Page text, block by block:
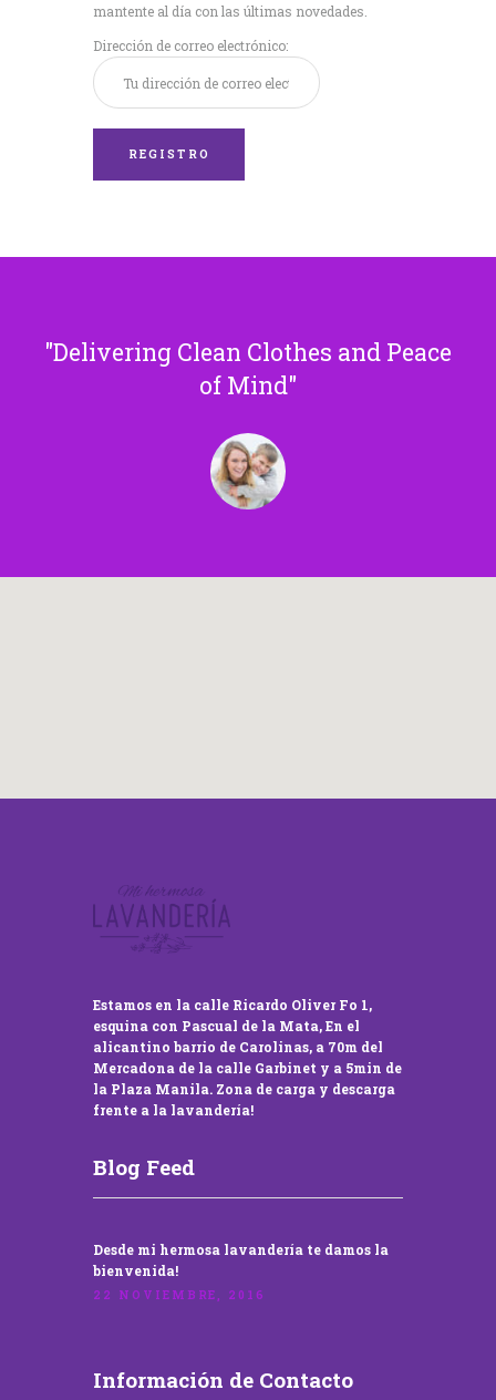
mantente al día con las últimas novedades.
Dirección de correo electrónico:
Delivering Clean Clothes and Peace
of Mind
Estamos en la calle Ricardo Oliver Fo 1,
esquina con Pascual de la Mata, En el
alicantino barrio de Carolinas, a 70m del
Mercadona de la calle Garbinet y a 5min de
la Plaza Manila. Zona de carga y descarga
frente a la lavandería!
Blog Feed
Desde mi hermosa lavandería te damos la
bienvenida!
22 NOVIEMBRE, 2016
Información de Contacto